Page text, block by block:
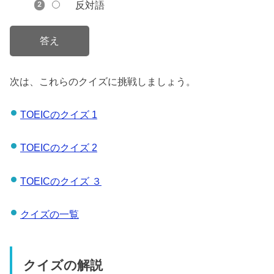
反対語
次は、これらのクイズに挑戦しましょう。
TOEICのクイズ 1
TOEICのクイズ 2
TOEICのクイズ ３
クイズの一覧
クイズの解説